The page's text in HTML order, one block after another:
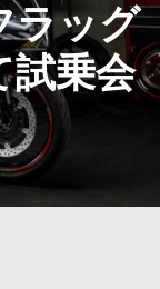
ラッグ
試乗会